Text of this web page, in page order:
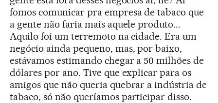
fomos comunicar pra empresa de tabaco que
a gente não faria mais aquele produto...
Aquilo foi um terremoto na cidade. Era um
negócio ainda pequeno, mas, por baixo,
estávamos estimando chegar a 50 milhões de
dólares por ano. Tive que explicar para os
amigos que não queria quebrar a indústria de
tabaco, só não queríamos participar disso.